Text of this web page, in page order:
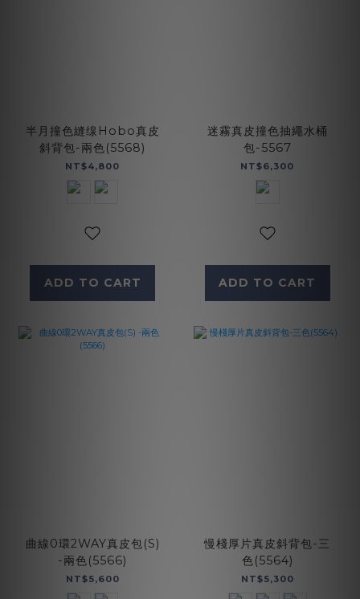
半月撞色縫缐Hobo真皮
斜背包-兩色(5568)
NT$4,800
ADD TO CART
迷霧真皮撞色抽繩水桶
包-5567
NT$6,300
ADD TO CART
曲線0環2WAY真皮包(S)
-兩色(5566)
NT$5,600
慢棧厚片真皮斜背包-三
色(5564)
NT$5,300